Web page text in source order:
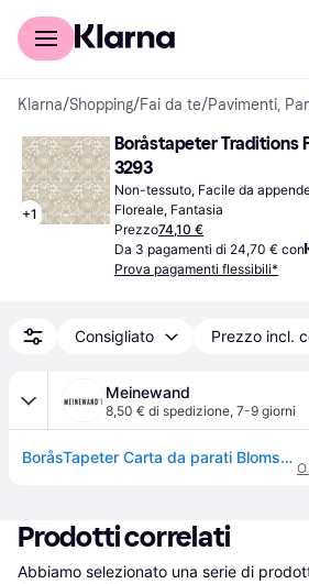
Per il tuo shopping
Klarna/Shopping/Fai da te/Pavimenti,
+1
Boråstapeter Traditions
3293
Non-tessuto, Facile da
Floreale, Fantasia
Prezzo74,10 €
Da 3 pagamenti di 24,70 € con
Prova pagamenti flessibili*
Consigliato Prezzo incl.
Meinewand
8,50 € di spedizione, 7-9 giorni
BoråsTapeter Carta da parati Blomsterfröjd - 3294 - rosso
Prodotti correlati
Abbiamo selezionato una serie di